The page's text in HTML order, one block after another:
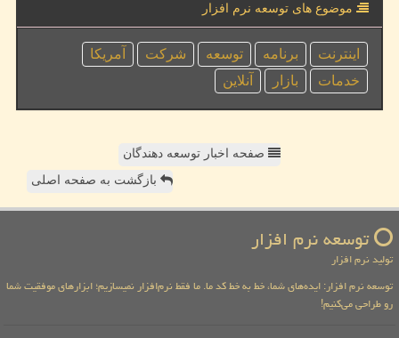
موضوع های توسعه نرم افزار
اینترنت برنامه توسعه شركت
آمریكا
خدمات
بازار آنلاین
صفحه اخبار توسعه دهندگان
بازگشت به صفحه اصلی
توسعه نرم افزار
تولید نرم افزار
توسعه نرم افزار: ایده‌های شما، خط به خط کد ما. ما فقط نرم‌افزار نمیسازیم؛ ابزارهای موفقیت شما
رو طراحی می‌کنیم!